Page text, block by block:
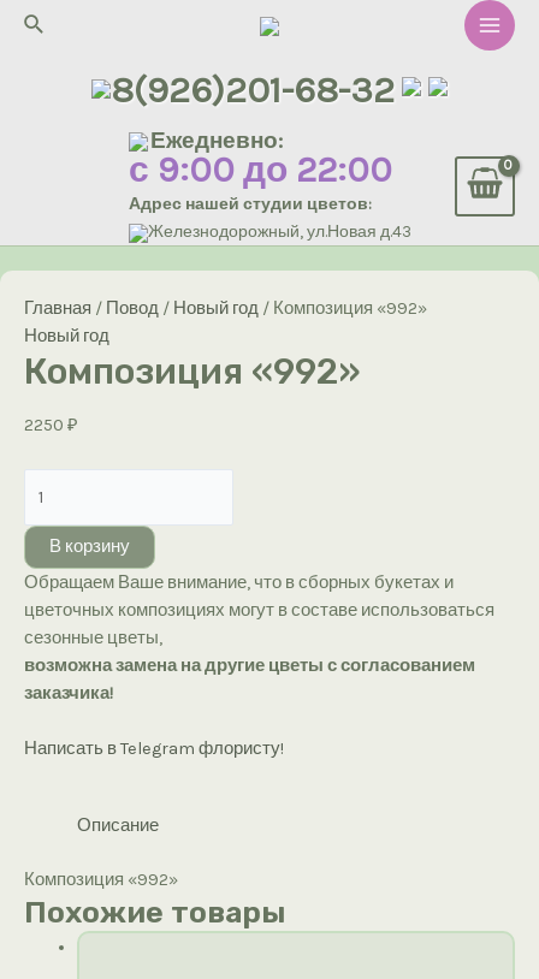
Перейти
Поиск
Main
8(926)201-68-32
Ежедневно:
с 9:00 до 22:00
Адрес нашей студии цветов:
Железнодорожный, ул.Новая д.43
Главная / Повод / Новый год / Композиция «992»
Новый год
Композиция «992»
2250 ₽
товара
Композиция
«992»
В корзину
Обращаем Ваше внимание, что в сборных букетах и
цветочных композициях могут в составе использоваться
сезонные цветы,
возможна замена на другие цветы с согласованием
заказчика!
Написать в Telegram флористу!
Описание
Композиция «992»
Похожие товары